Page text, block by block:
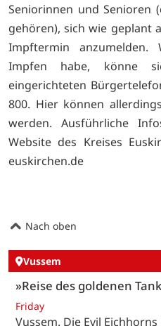
Seniorinnen und Senioren
gehören), sich wie geplant
Impftermin anzumelden.
Impfen habe, könne
eingerichteten
800. Hier können
werden. Ausführliche
Website des Kreises
euskirchen.de
Nach oben
Vussem
»Reise des goldenen
Friday
Vussem. Die Evil